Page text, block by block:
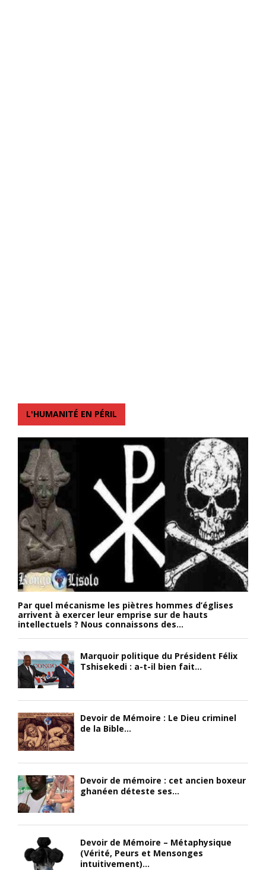
L'HUMANITÉ EN PÉRIL
Par quel mécanisme les piètres hommes d’églises
arrivent à exercer leur emprise sur de hauts
intellectuels ? Nous connaissons des...
Marquoir politique du Président Félix
Tshisekedi : a-t-il bien fait...
Devoir de Mémoire : Le Dieu criminel
de la Bible...
Devoir de mémoire : cet ancien boxeur
ghanéen déteste ses...
Devoir de Mémoire – Métaphysique
(Vérité, Peurs et Mensonges
intuitivement)...